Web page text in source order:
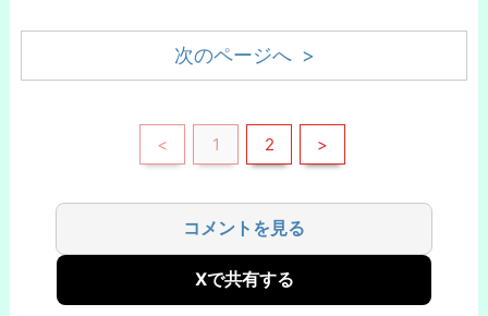
次のページへ >
< 1 2 >
コメントを見る
Xで共有する